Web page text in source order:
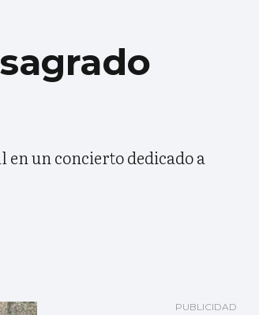
en un concierto dedicado a